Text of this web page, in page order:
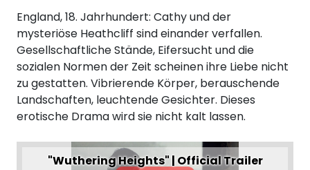
England, 18. Jahrhundert: Cathy und der
mysteriöse Heathcliff sind einander verfallen.
Gesellschaftliche Stände, Eifersucht und die
sozialen Normen der Zeit scheinen ihre Liebe nicht
zu gestatten. Vibrierende Körper, berauschende
Landschaften, leuchtende Gesichter. Dieses
erotische Drama wird sie nicht kalt lassen.
"Wuthering Heights" | Official Trailer